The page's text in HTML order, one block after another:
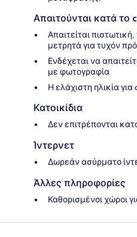
Απαιτούνται κατά το
Απαιτείται
μετρητά για τυχόν
Ενδέχεται να
με φωτογραφία
Η ελάχιστη ηλικία
Κατοικίδια
Δεν επιτρέπονται
Ίντερνετ
Δωρεάν ασύρματο
Άλλες πληροφορίες
Καθορισμένοι χώροι